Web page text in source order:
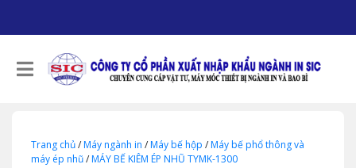
Trang chủ/Máy ngành in /Máy bế hộp /Máy bế phổ thông và
máy ép nhũ/MÁY BẾ KIÊM ÉP NHŨ TYMK-1300